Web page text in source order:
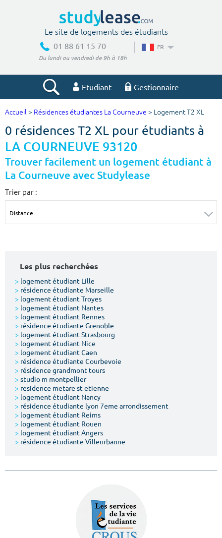
Le site de logements des étudiants
01 88 61 15 70
Du lundi au vendredi de 9h à 18h
FR
Etudiant Gestionnaire
Votre recherche
Ville, école
Type de location
Votre date d'entrée
Accueil > Résidences étudiantes La Courneuve > Logement T2 XL
0 résidences T2 XL pour étudiants à
LA COURNEUVE 93120
Trouver facilement un logement étudiant à
La Courneuve avec Studylease
Trier par :
Les plus recherchées
> logement étudiant Lille
> résidence étudiante Marseille
> logement étudiant Troyes
> logement étudiant Nantes
> logement étudiant Rennes
> résidence étudiante Grenoble
> logement étudiant Strasbourg
> logement étudiant Nice
> logement étudiant Caen
> résidence étudiante Courbevoie
> résidence grandmont tours
> studio m montpellier
> residence metare st etienne
> logement étudiant Nancy
> résidence étudiante lyon 7eme arrondissement
> logement étudiant Reims
> logement étudiant Rouen
> logement étudiant Angers
> résidence étudiante Villeurbanne